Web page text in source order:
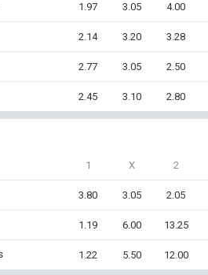
1.97 3.05 4.00
2.14 3.20 3.28
2.77 3.05 2.50
2.45 3.10 2.80
1 X 2
3.80 3.05 2.05
1.19 6.00 13.25
1.22 5.50 12.00